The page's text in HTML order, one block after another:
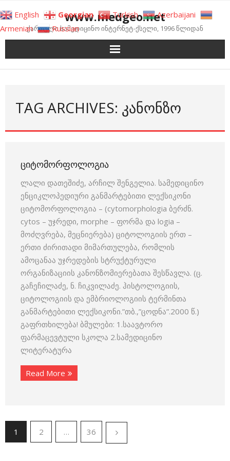
to
content
www.medgeo.net
ქართული სამედიცინო ინტერნეტ-ქსელი, 1996 წლიდან
TAG ARCHIVES: ᲙᲐᲜᲝᲜᲖᲝ
ᲪᲘᲢᲝᲛᲝᲠᲤᲝᲚᲝᲒᲘᲐ
ლალი დათეშიძე, არჩილ შენგელია. სამედიცინო
ენციკლოპედიური განმარტებითი ლექსიკონი
ციტომორფოლოგია – (cytomorphologia ბერძნ.
cytos – უჯრედი, morphe – ფორმა და logia –
მოძღვრება, მეცნიერება) ციტო­ლოგიის ერთ –
ერთი ძირითადი მიმართულება, რომლის
ამოცანაა უჯრედების სტრუქტურული
ორგანიზაციის კანონზომიერებათა შესწავლა. (ც.
გაჩეჩილაძე, ნ. ჩიკვილაძე. ჰისტოლოგიის,
ციტოლოგიის და ემბრიოლოგიის ტერმინთა
განმარტებითი ლექსიკონი.”თბ.,”ცოდნა”.2000 წ.)
გაფრთხილება! ბმულები: 1.საავტორო
ფარმაცევტული სკოლა 2.სამედიცინო
ლიტერატურა
Read More
1 2 … 36
English Georgian Turkish
Azerbaijani
Armenian
Russian